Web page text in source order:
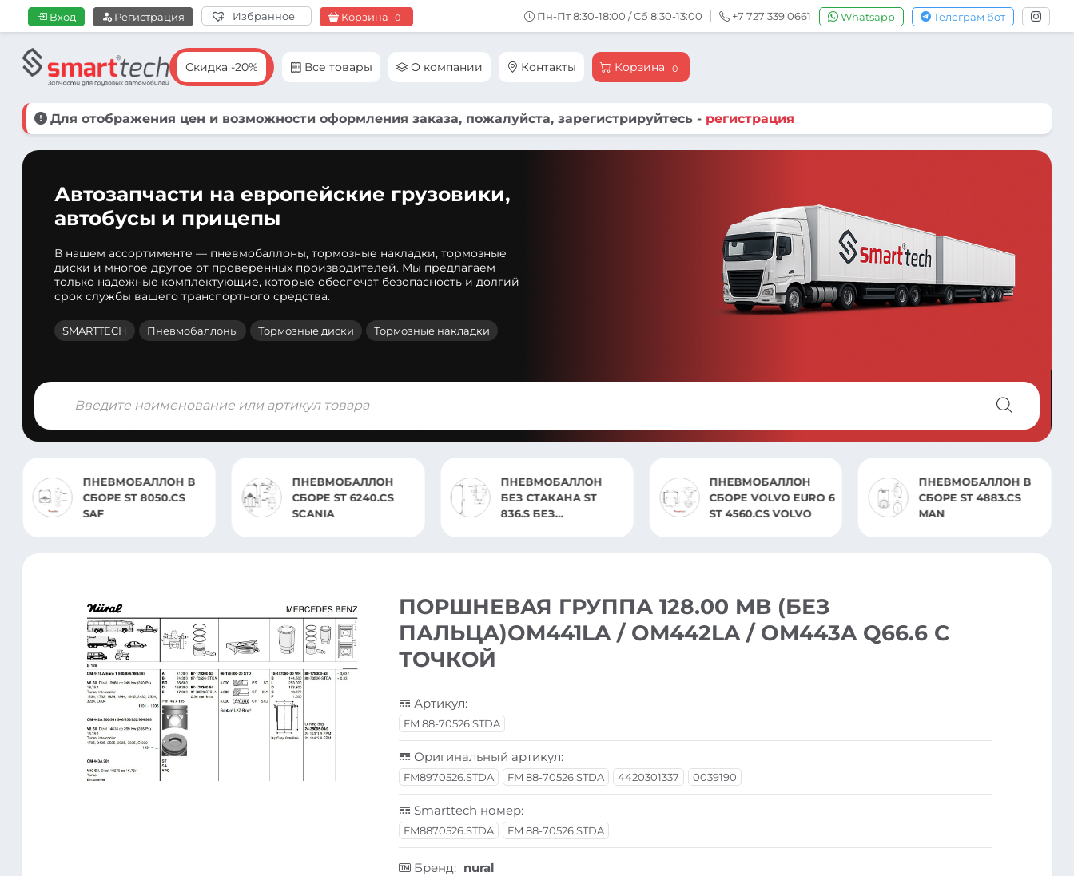
Вход Регистрация Избранное Корзина 0 Пн-Пт 8:30-18:00 / Сб 8:30-13:00 +7 727 339 0661 Whatsapp Телеграм бот
Скидка -20% Все товары О компании Контакты Корзина 0
Для отображения цен и возможности оформления заказа, пожалуйста, зарегистрируйтесь - регистрация
Автозапчасти на европейские грузовики,
автобусы и прицепы
В нашем ассортименте — пневмобаллоны, тормозные накладки, тормозные
диски и многое другое от проверенных производителей. Мы предлагаем
только надежные комплектующие, которые обеспечат безопасность и долгий
срок службы вашего транспортного средства.
SMARTTECH Пневмобаллоны Тормозные диски Тормозные накладки
Поиск
товаров
ПНЕВМОБАЛЛОН В
СБОРЕ ST 8050.CS
SAF
ПНЕВМОБАЛЛОН
СБОРЕ ST 6240.CS
SCANIA
ПНЕВМОБАЛЛОН
БЕЗ СТАКАНА ST
836.S БЕЗ
ПНЕВМОБАЛЛОН
СБОРЕ VOLVO EURO 6
ST 4560.CS VOLVO
ПНЕВМОБАЛЛОН В
СБОРЕ ST 4883.CS
MAN
ПОРШНЕВАЯ ГРУППА 128.00 MB (БЕЗ
ПАЛЬЦА)OM441LA / OM442LA / OM443A Q66.6 С
ТОЧКОЙ
Артикул:
FM 88-70526 STDA
Оригинальный артикул:
FM8970526.STDA FM 88-70526 STDA 4420301337 0039190
Smarttech номер:
FM8870526.STDA FM 88-70526 STDA
Бренд: nural